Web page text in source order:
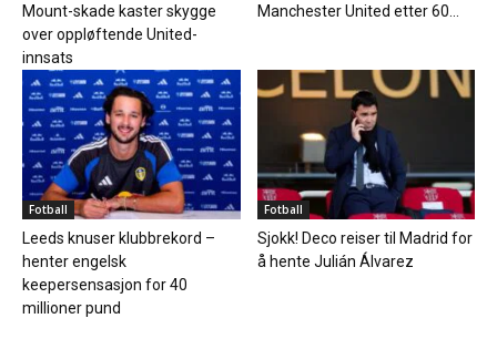
Mount-skade kaster skygge
over oppløftende United-
innsats
Manchester United etter 60...
Fotball
Leeds knuser klubbrekord –
henter engelsk
keepersensasjon for 40
millioner pund
Fotball
Sjokk! Deco reiser til Madrid for
å hente Julián Álvarez